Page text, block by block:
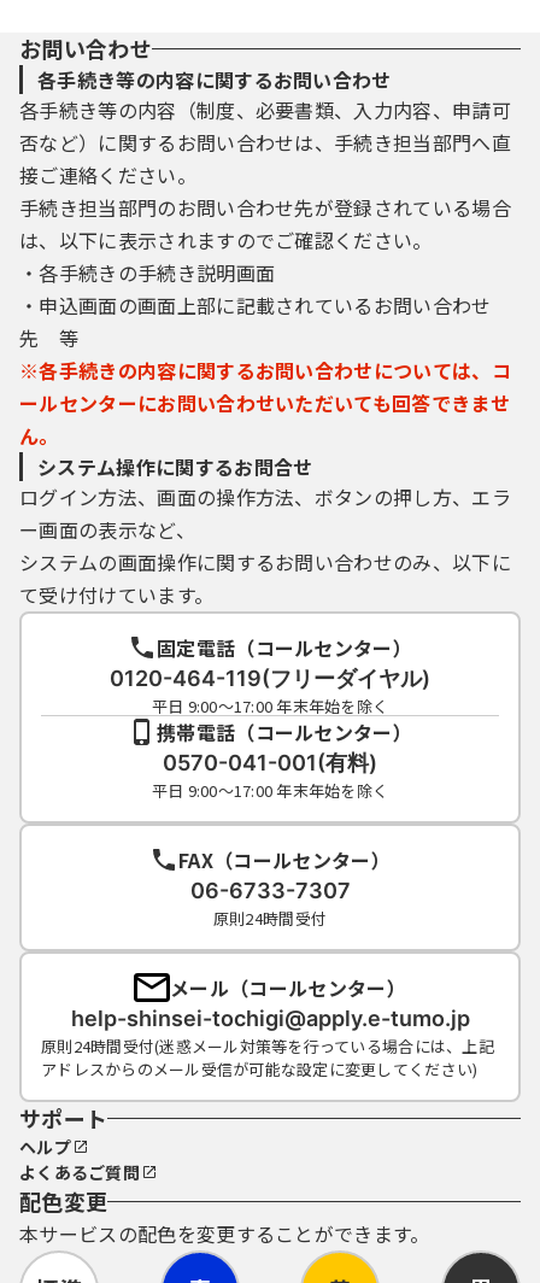
お問い合わせ
各手続き等の内容に関するお問い合わせ
各手続き等の内容（制度、必要書類、入力内容、申請可
否など）に関するお問い合わせは、手続き担当部門へ直
接ご連絡ください。
手続き担当部門のお問い合わせ先が登録されている場合
は、以下に表示されますのでご確認ください。
・各手続きの手続き説明画面
・申込画面の画面上部に記載されているお問い合わせ
先 等
※各手続きの内容に関するお問い合わせについては、コ
ールセンターにお問い合わせいただいても回答できませ
ん。
システム操作に関するお問合せ
ログイン方法、画面の操作方法、ボタンの押し方、エラ
ー画面の表示など、
システムの画面操作に関するお問い合わせのみ、以下に
て受け付けています。
固定電話（コールセンター）
0120-464-119(フリーダイヤル)
平日 9:00～17:00 年末年始を除く
携帯電話（コールセンター）
0570-041-001(有料)
平日 9:00～17:00 年末年始を除く
FAX（コールセンター）
06-6733-7307
原則24時間受付
メール（コールセンター）
help-shinsei-tochigi@apply.e-tumo.jp
原則24時間受付(迷惑メール対策等を行っている場合には、上記
アドレスからのメール受信が可能な設定に変更してください)
サポート
ヘルプ
よくあるご質問
配色変更
本サービスの配色を変更することができます。